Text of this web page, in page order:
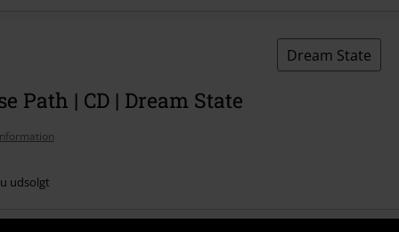
Dream State
Path | CD | Dream State
udsolgt